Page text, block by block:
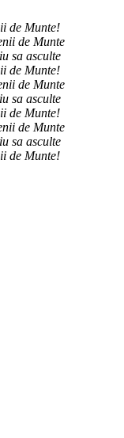
de Munte!
de Munte
sa asculte
de Munte!
de Munte
sa asculte
de Munte!
de Munte
sa asculte
de Munte!